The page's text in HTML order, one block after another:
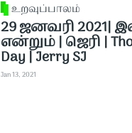
உறவுப்பாலம்
29 ஜனவரி 2021|
என்றும் | ஜெரி |
Day | Jerry SJ
Jan 13, 2021